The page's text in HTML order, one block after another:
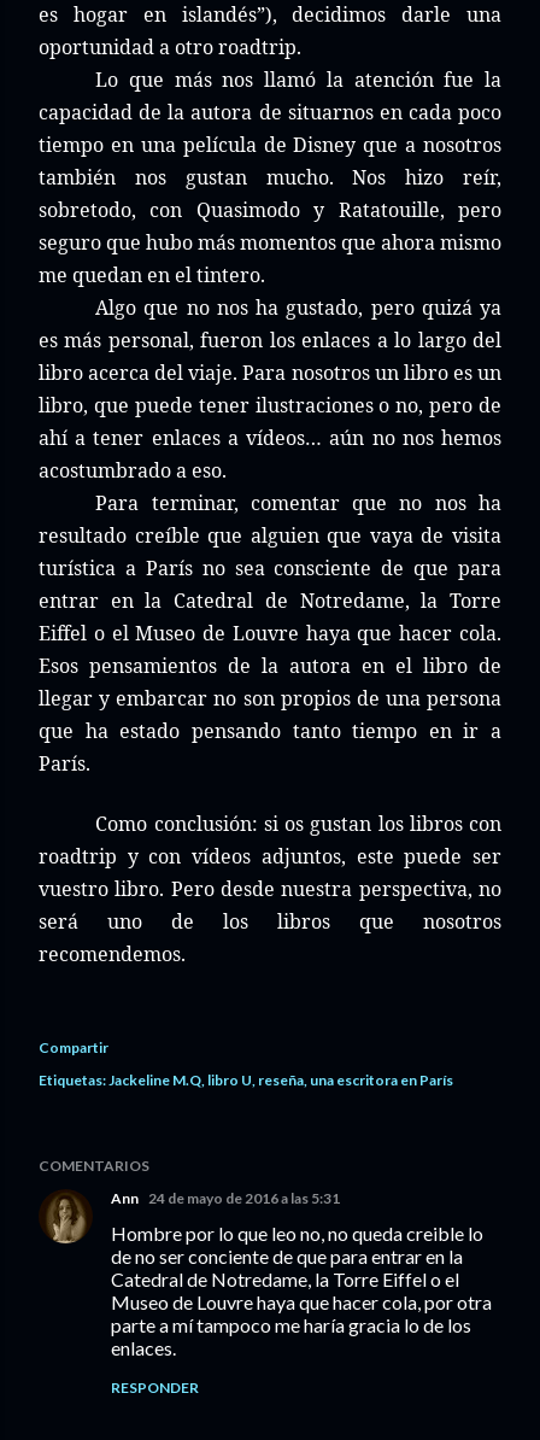
es hogar en islandés”), decidimos darle una
oportunidad a otro roadtrip.
Lo que más nos llamó la atención fue la
capacidad de la autora de situarnos en cada poco
tiempo en una película de Disney que a nosotros
también nos gustan mucho. Nos hizo reír,
sobretodo, con Quasimodo y Ratatouille, pero
seguro que hubo más momentos que ahora mismo
me quedan en el tintero.
Algo que no nos ha gustado, pero quizá ya
es más personal, fueron los enlaces a lo largo del
libro acerca del viaje. Para nosotros un libro es un
libro, que puede tener ilustraciones o no, pero de
ahí a tener enlaces a vídeos… aún no nos hemos
acostumbrado a eso.
Para terminar, comentar que no nos ha
resultado creíble que alguien que vaya de visita
turística a París no sea consciente de que para
entrar en la Catedral de Notredame, la Torre
Eiffel o el Museo de Louvre haya que hacer cola.
Esos pensamientos de la autora en el libro de
llegar y embarcar no son propios de una persona
que ha estado pensando tanto tiempo en ir a
París.
Como conclusión: si os gustan los libros con
roadtrip y con vídeos adjuntos, este puede ser
vuestro libro. Pero desde nuestra perspectiva, no
será uno de los libros que nosotros
recomendemos.
Compartir
Etiquetas:Jackeline M.Q libro U reseña una escritora en París
COMENTARIOS
Ann 24 de mayo de 2016 a las 5:31
Hombre por lo que leo no, no queda creible lo
de no ser conciente de que para entrar en la
Catedral de Notredame, la Torre Eiffel o el
Museo de Louvre haya que hacer cola, por otra
parte a mí tampoco me haría gracia lo de los
enlaces.
RESPONDER